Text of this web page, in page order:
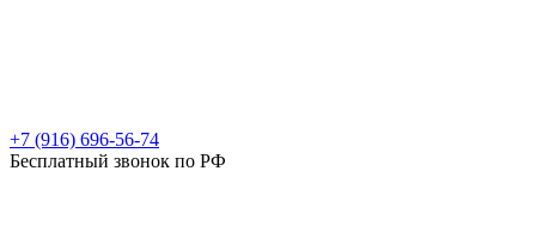
+7 (916) 696-56-74
Бесплатный звонок по РФ